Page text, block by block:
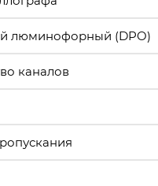
люминофорный (DPO)
каналов